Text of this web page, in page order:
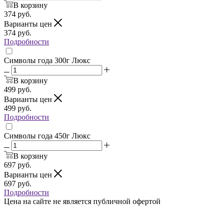
В корзину
374 руб.
Варианты цен
374 руб.
Подробности
Символы года 300г Люкс
В корзину
499 руб.
Варианты цен
499 руб.
Подробности
Символы года 450г Люкс
В корзину
697 руб.
Варианты цен
697 руб.
Подробности
Цена на сайте не является публичной офертой